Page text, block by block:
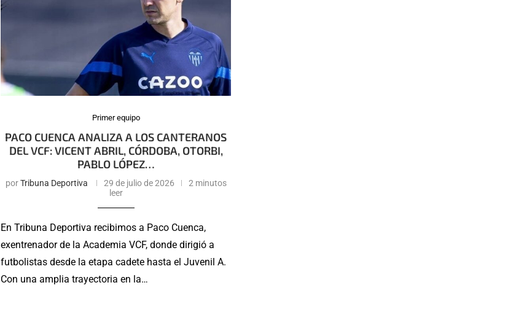
Primer equipo
PACO CUENCA ANALIZA A LOS CANTERANOS
DEL VCF: VICENT ABRIL, CÓRDOBA, OTORBI,
PABLO LÓPEZ…
porTribuna Deportiva 29 de julio de 2026
2 minutos
leer
En Tribuna Deportiva recibimos a Paco Cuenca,
exentrenador de la Academia VCF, donde dirigió a
futbolistas desde la etapa cadete hasta el Juvenil A.
Con una amplia trayectoria en la…